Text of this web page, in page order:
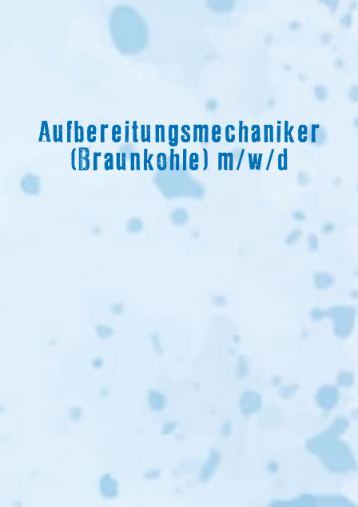
Aufbereitungsmechaniker
(Braunkohle) m/w/d